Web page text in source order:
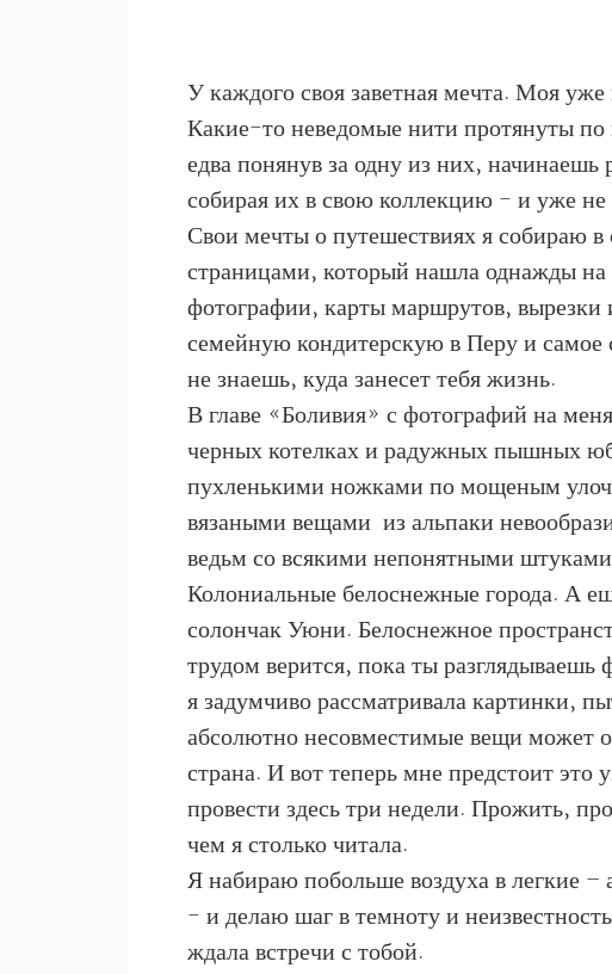
У каждого своя заветная мечта. Моя
Какие-то неведомые нити протянуты
едва понянув за одну из них, начинаешь
собирая их в свою коллекцию - и уже
Свои мечты о путешествиях я собираю
страницами, который нашла однажды
фотографии, карты маршрутов, вырезки
семейную кондитерскую в Перу и самое
не знаешь, куда занесет тебя жизнь.
В главе «Боливия» с фотографий на
черных котелках и радужных пышных
пухленькими ножками по мощеным
вязаными вещами из альпаки
ведьм со всякими непонятными
Колониальные белоснежные города. А
солончак Уюни. Белоснежное
трудом верится, пока ты
я задумчиво рассматривала картинки,
абсолютно несовместимые вещи может
страна. И вот теперь мне предстоит это
провести здесь три недели. Прожить,
чем я столько читала.
Я набираю побольше воздуха в легкие –
- и делаю шаг в темноту и
ждала встречи с тобой.